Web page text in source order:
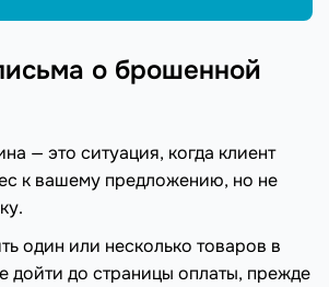
о брошенной
— это ситуация, когда клиент
к вашему предложению, но не
один или несколько товаров в
дойти до страницы оплаты, прежде